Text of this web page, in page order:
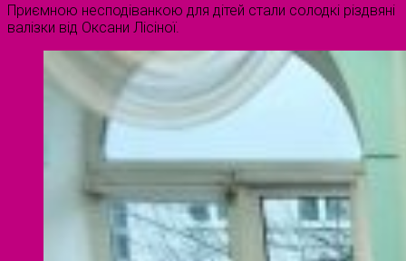
Приємною несподіванкою для дітей стали солодкі різдвяні
валізки від Оксани Лісіної.